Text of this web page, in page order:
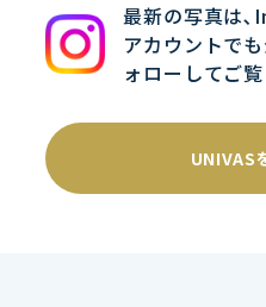
最新の写真は
アカウントで
ォローしてご
UNIVAS